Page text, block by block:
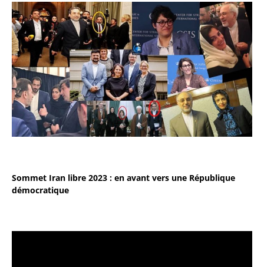
Sommet Iran libre 2023 : en avant vers une République
démocratique